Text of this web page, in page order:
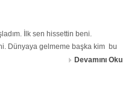
İlk sen hissettin beni.
Dünyaya gelmeme başka kim bu
göstermediğin özeni, tanrıdan
Devamını Oku